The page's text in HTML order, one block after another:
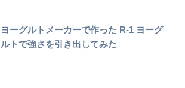
ヨーグルトメーカーで作った R-1 ヨーグ
ルトで強さを引き出してみた